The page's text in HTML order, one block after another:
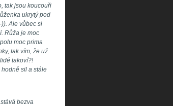
tak jsou koucouři
ukrytý pod
Ale vůbec si
Růža je moc
moc prima
tak vím, že už
takoví?!
sil a stále
bezva